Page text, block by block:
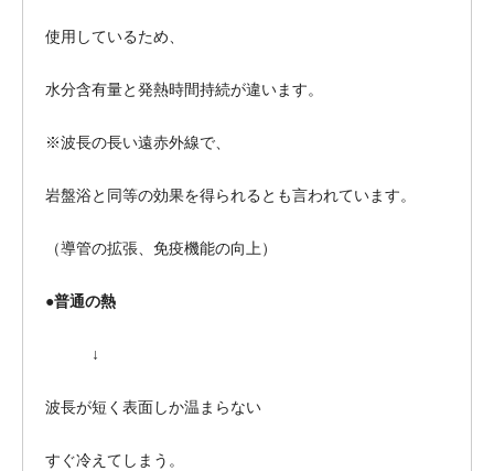
使用しているため、
水分含有量と発熱時間持続が違います。
※波長の長い遠赤外線で、
岩盤浴と同等の効果を得られるとも言われています。
（導管の拡張、免疫機能の向上）
●普通の熱
↓
波長が短く表面しか温まらない
すぐ冷えてしまう。